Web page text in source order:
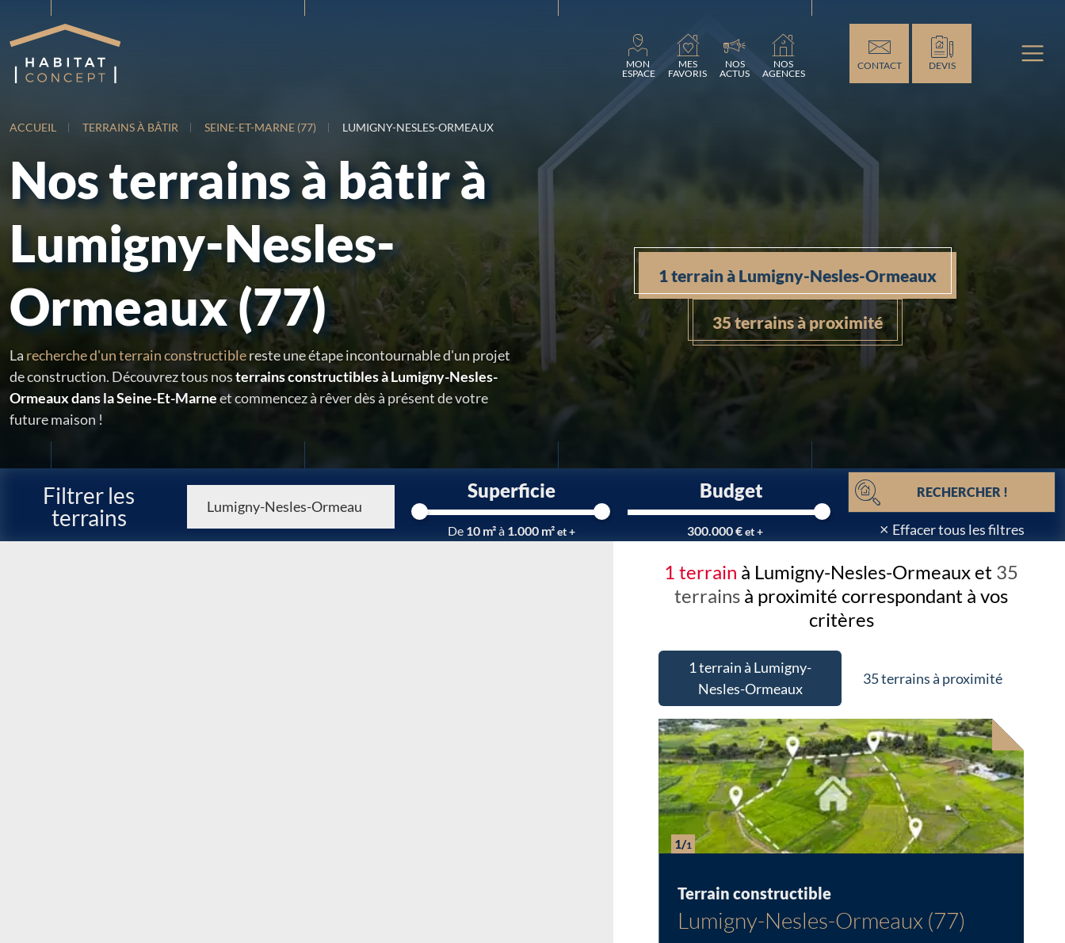
MON
ESPACE
Chargement...
MES
FAVORIS
NOS
ACTUS
NOS
AGENCES
CONTACT DEVIS
ACCUEIL TERRAINS À BÂTIR SEINE-ET-MARNE (77) LUMIGNY-NESLES-ORMEAUX
Nos terrains à bâtir à
Lumigny-Nesles-
Ormeaux (77)
La recherche d'un terrain constructiblereste une étape incontournable d'un projet
de construction. Découvrez tous nosterrains constructibles à Lumigny-Nesles-
Ormeaux dans la Seine-Et-Marneet commencez à rêver dès à présent de votre
future maison !
1 terrain à Lumigny-Nesles-Ormeaux
35 terrains à proximité
Filtrer les
terrains
Superficie
De 10 m²à 1.000 m²et +
Budget
300.000 €et +
RECHERCHER !
× Effacer tous les filtres
1 terrain à Lumigny-Nesles-Ormeaux et 35
terrains à proximité correspondant à vos
critères
Chargement...
1 terrain à Lumigny-
Nesles-Ormeaux
35 terrains à proximité
1/1
Terrain constructible
Lumigny-Nesles-Ormeaux (77)